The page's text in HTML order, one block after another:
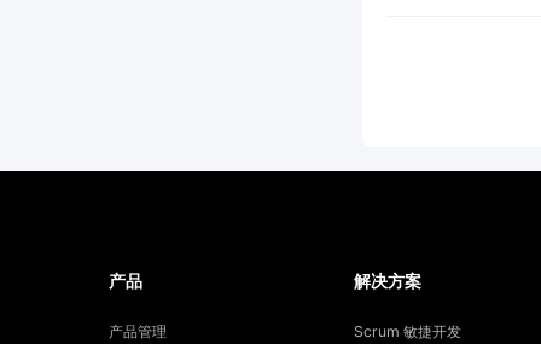
产品
产品管理
解决方案
Scrum 敏捷开发